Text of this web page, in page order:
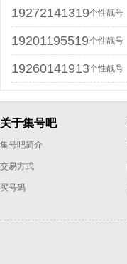
19272141319个性靓号
19201195519个性靓号
19260141913个性靓号
关于集号吧
集号吧简介
交易方式
买号码